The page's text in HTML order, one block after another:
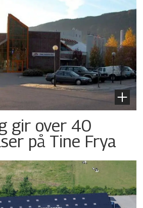
gir over 40
på Tine Frya